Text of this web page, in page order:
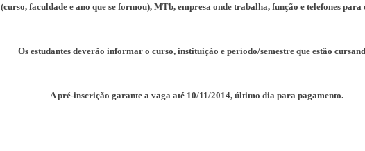
(curso, faculdade e ano que se formou), MTb, empresa onde trabalha, função e telefones para
Os estudantes deverão informar o curso, instituição e período/semestre que estão
A pré-inscrição garante a vaga até 10/11/2014, último dia para pagamento.